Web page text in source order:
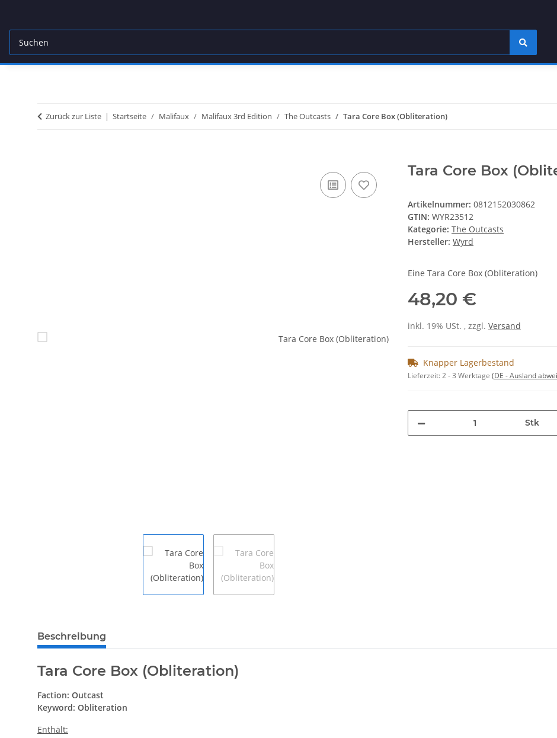
Zurück zur Liste Startseite Malifaux Malifaux 3rd Edition The Outcasts Tara Core Box (Obliteration)
Tara Core Box
Artikelnummer: 0812152030862
GTIN: WYR23512
Kategorie: The Outcasts
Hersteller: Wyrd
Eine Tara Core Box (Obliteration)
48,20 €
inkl. 19% USt. , zzgl. Versand
Knapper Lagerbestand
Lieferzeit:2 - 3 Werktage (DE - Ausland
Stk
weitere Registerkarten anzeigen
Beschreibung
Tara Core Box (Obliteration)
Faction: Outcast
Keyword: Obliteration
Enthält: